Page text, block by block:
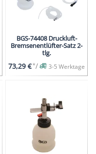
BGS-74408 Druckluft-
Bremsenentlüfter-Satz 2-
tlg.
73,29 €*/ 3-5 Werktage